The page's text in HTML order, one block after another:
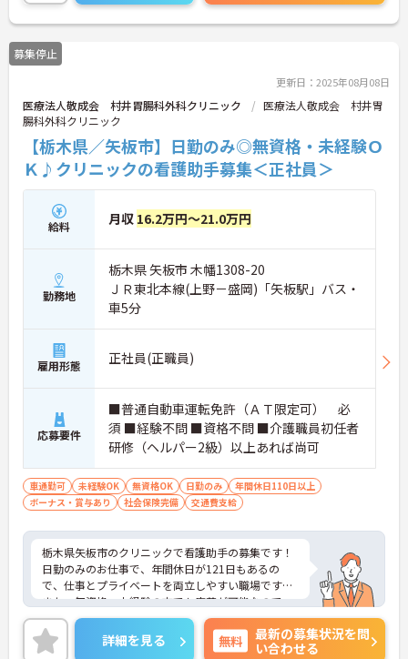
募集停止
更新日：2025年08月08日
医療法人敬成会 村井胃腸科外科クリニック
医療法人敬成会 村井胃
腸科外科クリニック
【栃木県／矢板市】日勤のみ◎無資格・未経験Ｏ
Ｋ♪クリニックの看護助手募集＜正社員＞
給料 月収 16.2万円～21.0万円
勤務地
栃木県 矢板市 木幡1308-20
ＪＲ東北本線(上野－盛岡)「矢板駅」バス・
車5分
雇用形態 正社員(正職員)
応募要件
■普通自動車運転免許（ＡＴ限定可） 必
須 ■経験不問 ■資格不問 ■介護職員初任者
研修（ヘルパー2級）以上あれば尚可
車通勤可 未経験OK 無資格OK 日勤のみ
年間休日110日以上
ボーナス・賞与あり
社会保険完備 交通費支給
栃木県矢板市のクリニックで看護助手の募集です！
日勤のみのお仕事で、年間休日が121日もあるの
で、仕事とプライベートを両立しやすい職場です♪
また、無資格、未経験の方でも応募が可能なので、
これから介護業界に挑戦したいという方にピッタリ
◎ご興味のある方は、面接ポイントをお伝えします
ので、お気軽にご連絡ください。
詳細を見る 無料
最新の募集状況を問
い合わせる